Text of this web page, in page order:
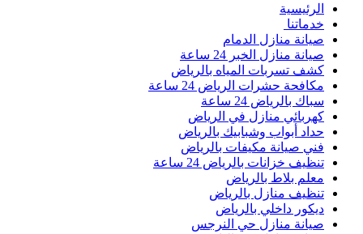
الرئيسية
خدماتنا
صيانة منازل الدمام
صيانة منازل الخبر 24 ساعة
كشف تسربات المياه بالرياض
مكافحة حشرات الرياض 24 ساعة
سباك بالرياض 24 ساعة
كهربائي منازل في الرياض
حداد أبواب وشبابيك بالرياض
فني صيانة مكيفات بالرياض
تنظيف خزانات بالرياض 24 ساعة
معلم بلاط بالرياض
تنظيف منازل بالرياض
ديكور داخلي بالرياض
صيانة منازل حي النرجس